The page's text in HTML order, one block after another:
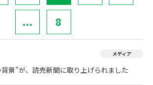
... 8
メディア
景”が、読売新聞に取り上げられました